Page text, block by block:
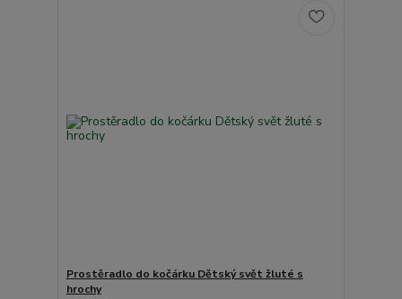
Prostěradlo do kočárku Dětský svět žluté s
hrochy